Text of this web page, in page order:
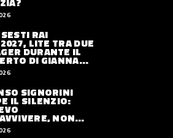
RAI
LITE TRA DUE
DURANTE IL
DI GIANNA
SIGNORINI
IL SILENZIO:
NON